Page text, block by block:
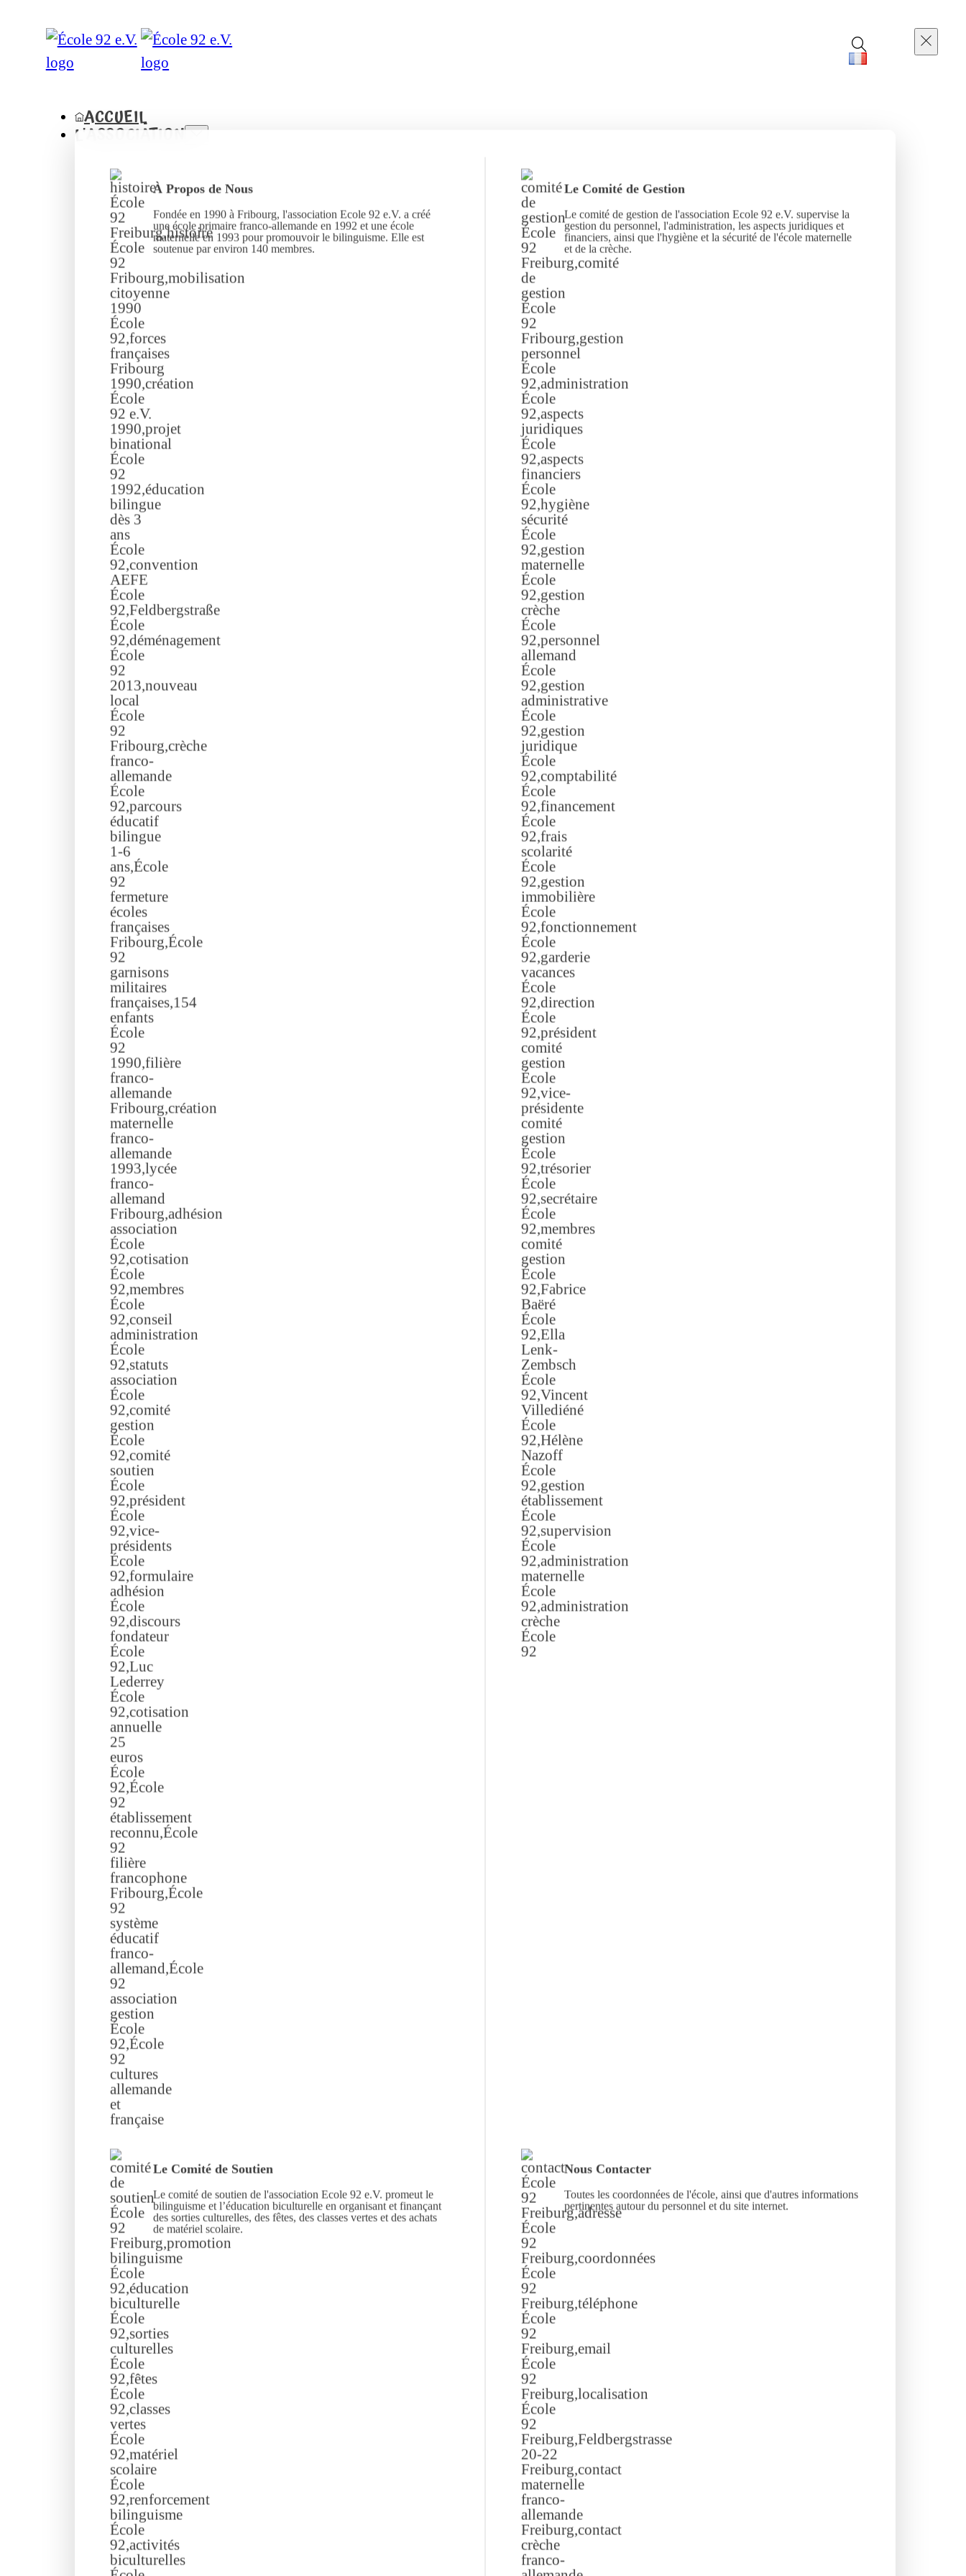
ACCUEIL
L'ASSOCIATION
À Propos de Nous
Fondée en 1990 à Fribourg, l'association Ecole 92 e.V. a créé
une école primaire franco-allemande en 1992 et une école
maternelle en 1993 pour promouvoir le bilinguisme. Elle est
soutenue par environ 140 membres.
Le Comité de Gestion
Le comité de gestion de l'association Ecole 92 e.V. supervise la
gestion du personnel, l'administration, les aspects juridiques et
financiers, ainsi que l'hygiène et la sécurité de l'école maternelle
et de la crèche.
Le Comité de Soutien
Le comité de soutien de l'association Ecole 92 e.V. promeut le
bilinguisme et l’éducation biculturelle en organisant et finançant
des sorties culturelles, des fêtes, des classes vertes et des achats
de matériel scolaire.
Nous Contacter
Toutes les coordonnées de l'école, ainsi que d'autres informations
pertinentes autour du personnel et du site internet.